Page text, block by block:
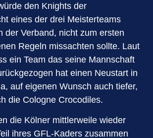
den Knights der
eines der drei Meisterteams
der Verband, nicht zum ersten
Regeln missachten sollte. Laut
ein Team das seine Mannschaft
hat einen Neustart in
auf eigenen Wunsch auch tiefer,
die Cologne Crocodiles.
die Kölner mittlerweile wieder
ihres GFL-Kaders zusammen